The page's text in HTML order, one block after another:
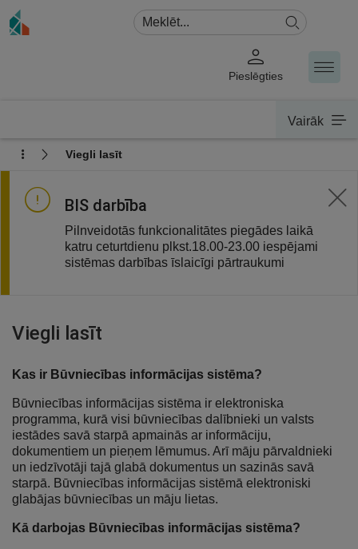
Pieslēgties
Vairāk
Viegli lasīt
BIS darbība
Pilnveidotās funkcionalitātes piegādes laikā
katru ceturtdienu plkst.18.00-23.00 iespējami
sistēmas darbības īslaicīgi pārtraukumi
Viegli lasīt
Kas ir Būvniecības informācijas sistēma?
Būvniecības informācijas sistēma ir elektroniska
programma, kurā visi būvniecības dalībnieki un valsts
iestādes savā starpā apmainās ar informāciju,
dokumentiem un pieņem lēmumus. Arī māju pārvaldnieki
un iedzīvotāji tajā glabā dokumentus un sazinās savā
starpā. Būvniecības informācijas sistēmā elektroniski
glabājas būvniecības un māju lietas.
Kā darbojas Būvniecības informācijas sistēma?